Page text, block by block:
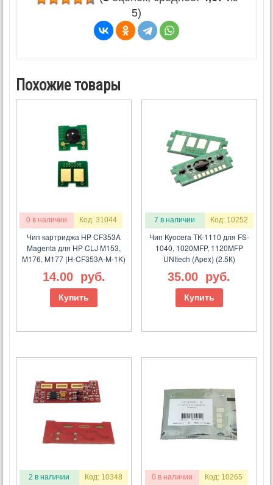
5)
Похожие товары
0 в наличии Код: 31044
Чип картриджа HP CF353A
Magenta для HP CLJ M153,
M176, M177 (H-CF353A-M-1K)
14.00 руб.
Купить
7 в наличии Код: 10252
Чип Kyocera TK-1110 для FS-
1040, 1020MFP, 1120MFP
UNItech (Apex) (2.5К)
35.00 руб.
Купить
2 в наличии Код: 10348 0 в наличии Код: 10265